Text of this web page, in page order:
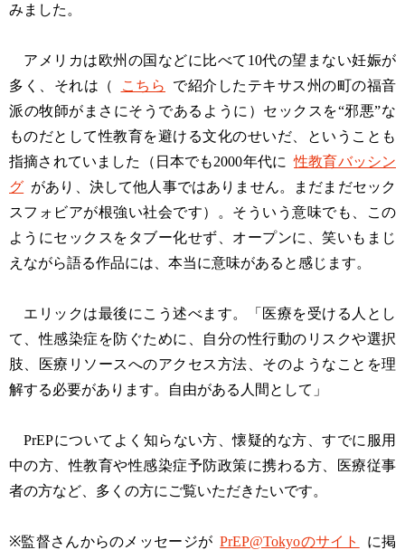
みました。
アメリカは欧州の国などに比べて10代の望まない妊娠が
多く、それは（
こちら
で紹介したテキサス州の町の福音
派の牧師がまさにそうであるように）セックスを“邪悪”な
ものだとして性教育を避ける文化のせいだ、ということも
指摘されていました（日本でも2000年代に 性教育バッシン
グ があり、決して他人事ではありません。まだまだセック
スフォビアが根強い社会です）。そういう意味でも、この
ようにセックスをタブー化せず、オープンに、笑いもまじ
えながら語る作品には、本当に意味があると感じます。
エリックは最後にこう述べます。「医療を受ける人とし
て、性感染症を防ぐために、自分の性行動のリスクや選択
肢、医療リソースへのアクセス方法、そのようなことを理
解する必要があります。自由がある人間として」
PrEPについてよく知らない方、懐疑的な方、すでに服用
中の方、性教育や性感染症予防政策に携わる方、医療従事
者の方など、多くの方にご覧いただきたいです。
※監督さんからのメッセージが PrEP@Tokyoのサイト
に掲